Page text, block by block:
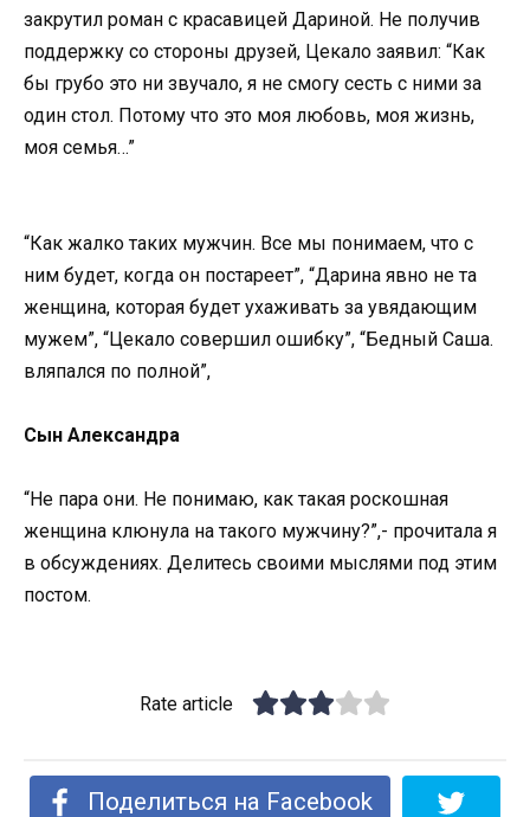
закрутил роман с красавицей Дариной. Не получив
поддержку со стороны друзей, Цекало заявил: “Как
бы грубо это ни звучало, я не смогу сесть с ними за
один стол. Потому что это моя любовь, моя жизнь,
моя семья…”
“Как жалко таких мужчин. Все мы понимаем, что с
ним будет, когда он постареет”, “Дарина явно не та
женщина, которая будет ухаживать за увядающим
мужем”, “Цекало совершил ошибку”, “Бедный Саша.
вляпался по полной”,
Сын Александра
“Не пара они. Не понимаю, как такая роскошная
женщина клюнула на такого мужчину?”,- прочитала я
в обсуждениях. Делитесь своими мыслями под этим
постом.
Rate article
Поделиться на Facebook